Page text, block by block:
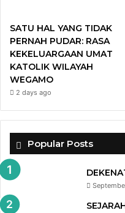
SATU HAL YANG TIDAK
PERNAH PUDAR: RASA
KEKELUARGAAN UMAT
KATOLIK WILAYAH
WEGAMO
2 days ago
Popular Posts